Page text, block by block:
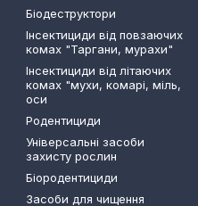
Біодеструктори
Інсектициди від повзаючих
комах "Таргани, мурахи"
Інсектициди від літаючих
комах "мухи, комарі, міль,
оси
Родентициди
Універсальні засоби
захисту рослин
Біородентициди
Засоби для чищення